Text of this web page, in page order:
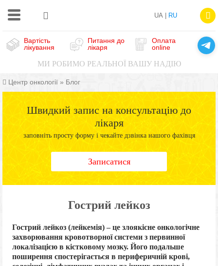
UA | RU
Вартість
лікування
Питання до
лікаря
Оплата
online
МИ РОБИМО РЕАЛЬНОЇ ВАШУ НАДІЮ
Центр онкології » Блог
Швидкий запис на консультацію до
лікаря
заповніть просту форму і чекайте дзвінка нашого фахівця
Записатися
Гострий лейкоз
Гострий лейкоз (лейкемія) – це злоякісне онкологічне
захворювання кровотворної системи з первинної
локалізацією в кістковому мозку. Його подальше
поширення спостерігається в периферичній крові,